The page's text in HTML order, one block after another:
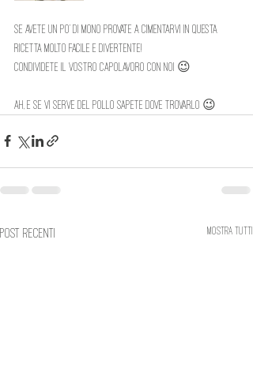
Se avete un po’ di mono provate a cimentarvi in questa
ricetta molto facile e divertente!
Condividete il vostro capolavoro con noi 😉
ah, e se vi serve del pollo sapete dove trovarlo 😉
Post recenti Mostra tutti